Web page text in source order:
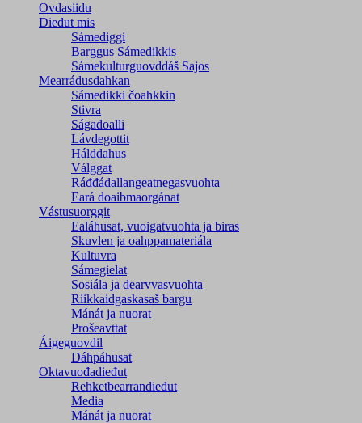
Ovdasiidu
Dieđut mis
Sámediggi
Barggus Sámedikkis
Sámekulturguovddáš Sajos
Mearrádusdahkan
Sámedikki čoahkkin
Stivra
Ságadoalli
Lávdegottit
Hálddahus
Válggat
Ráđđádallangeatnegas­vuohta
Eará doaibmaorgánat
Vástusuorggit
Ealáhusat, vuoigatvuohta ja biras
Skuvlen ja oahppamateriála
Kultuvra
Sámegielat
Sosiála ja dearvvasvuohta
Riikkaidgaskasaš bargu
Mánát ja nuorat
Prošeavttat
Áigeguovdil
Dáhpáhusat
Oktavuođadieđut
Rehketbearrandieđut
Media
Mánát ja nuorat